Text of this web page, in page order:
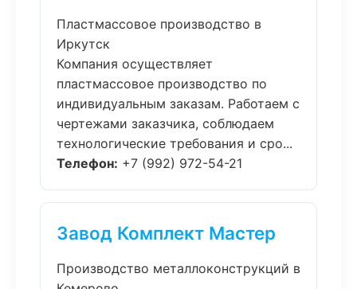
Пластмассовое производство в
Иркутск
Компания осуществляет
пластмассовое производство по
индивидуальным заказам. Работаем с
чертежами заказчика, соблюдаем
технологические требования и сро...
Телефон: +7 (992) 972-54-21
Завод Комплект Мастер
Производство металлоконструкций в